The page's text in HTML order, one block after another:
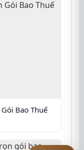
Bao Thuế